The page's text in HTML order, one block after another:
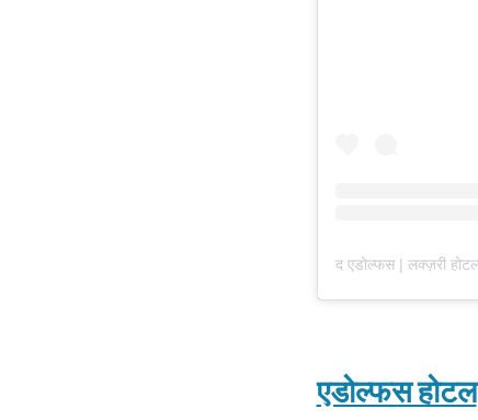
एडोल्फस होटल